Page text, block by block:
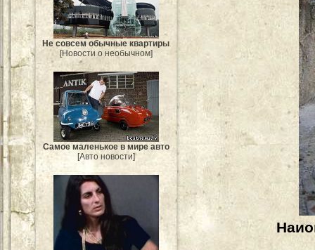
Не совсем обычные квартиры
[Новости о необычном]
Самое маленькое в мире авто
[Авто новости]